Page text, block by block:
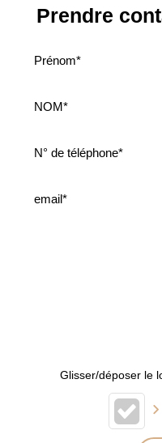
Prendre
Glisser/déposer le